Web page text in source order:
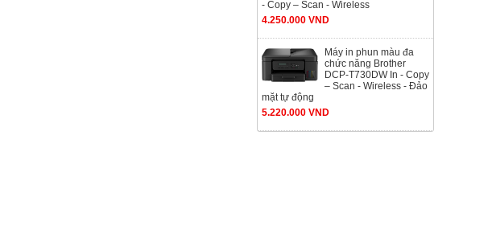
- Copy – Scan - Wireless
4.250.000 VND
Máy in phun màu đa
chức năng Brother
DCP-T730DW In - Copy
– Scan - Wireless - Đảo
mặt tự động
5.220.000 VND